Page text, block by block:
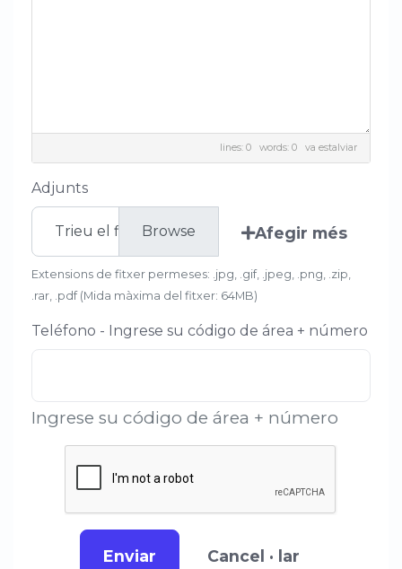
lines: 0 words: 0 va estalviar
Adjunts
Trieu el fitxer Afegir més
Extensions de fitxer permeses: .jpg, .gif, .jpeg, .png, .zip,
.rar, .pdf (Mida màxima del fitxer: 64MB)
Teléfono - Ingrese su código de área + número
Ingrese su código de área + número
Enviar Cancel · lar